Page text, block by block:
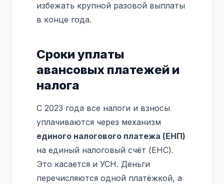
избежать крупной разовой выплаты
в конце года.
Сроки уплаты
авансовых платежей и
налога
С 2023 года все налоги и взносы
уплачиваются через механизм
единого налогового платежа (ЕНП)
на единый налоговый счёт (ЕНС).
Это касается и УСН. Деньги
перечисляются одной платёжкой, а